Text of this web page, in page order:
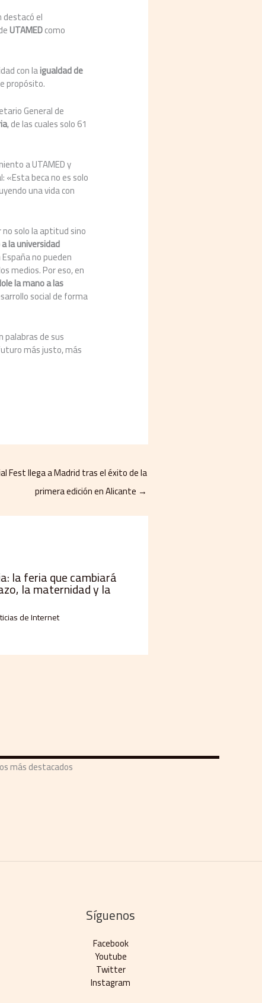
destacó el
UTAMEDcomo
con laigualdad de
propósito.
General de
, de las cuales solo 61
a UTAMED y
«Esta beca no es solo
una vida con
solo la aptitud sino
la universidad
no pueden
medios. Por eso, en
la mano a las
social de forma
palabras de sus
más justo, más
Fest llega a Madrid tras el éxito de la
primera edición en Alicante →
la feria que cambiará
la maternidad y la
de Internet
más destacados
Síguenos
Facebook
Youtube
Twitter
Instagram